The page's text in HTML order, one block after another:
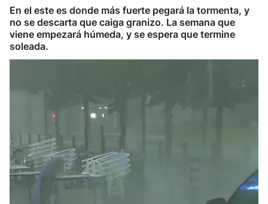
En el este es donde más fuerte pegará la tormenta, y
no se descarta que caiga granizo. La semana que
viene empezará húmeda, y se espera que termine
soleada.